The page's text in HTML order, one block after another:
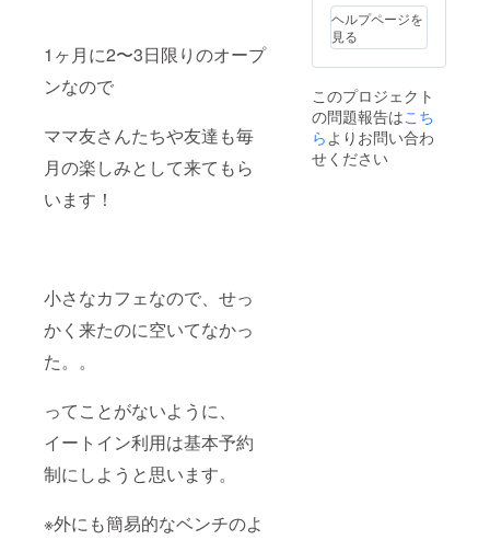
1ヶ月に2〜3日限りのオープ
ンなので
ママ友さんたちや友達も毎
月の楽しみとして来てもら
います！
小さなカフェなので、せっ
かく来たのに空いてなかっ
た。。
ってことがないように、
イートイン利用は基本予約
制にしようと思います。
※外にも簡易的なベンチのよ
【利用
条件】
・有効
期限：
2月末ま
で ・事
業継続
の限り
・クー
ヘルプページを
見る
このプロジェクト
の問題報告はこち
らよりお問い合わ
せください